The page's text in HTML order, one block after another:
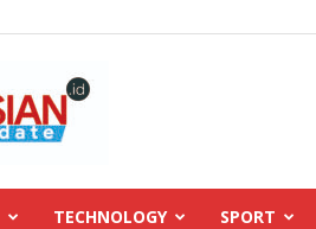
TECHNOLOGY SPORT